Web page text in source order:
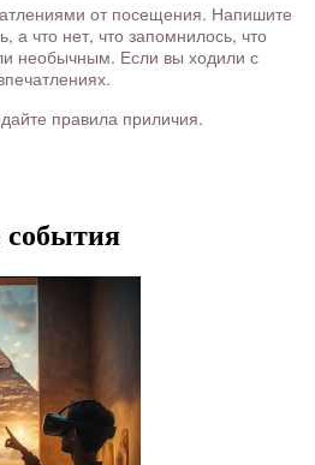
от посещения. Напишите
а что нет, что запомнилось, что
необычным. Если вы ходили с
правила приличия.
события